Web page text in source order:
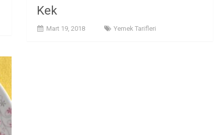
Kek
Mart 19, 2018 Yemek Tarifleri